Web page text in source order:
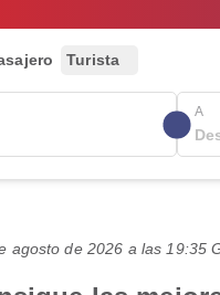
Turista
A
agosto de 2026 a las 19:35